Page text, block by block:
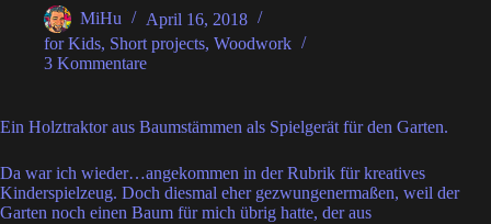
MiHu
April 16, 2018
for Kids, Short projects, Woodwork
3 Kommentare
Ein Holztraktor aus Baumstämmen als Spielgerät für den Garten.
Da war ich wieder…angekommen in der Rubrik für kreatives
Kinderspielzeug. Doch diesmal eher gezwungenermaßen, weil der
Garten noch einen Baum für mich übrig hatte, der aus